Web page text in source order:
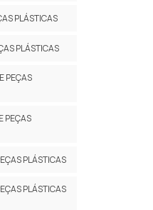
PLÁSTICAS
PLÁSTICAS
PEÇAS
PEÇAS
PLÁSTICAS
PLÁSTICAS